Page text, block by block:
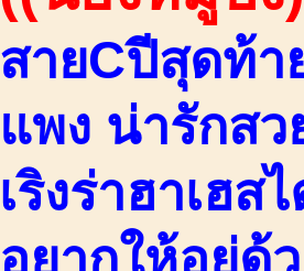
สายCปีสุดท้า
แพง น่ารักสว
เริงร่าฮาเฮ
อยากให้อยู่ด้